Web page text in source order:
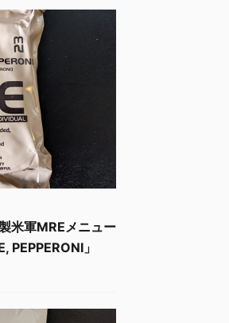
米軍MREメニュー
PEPPERONI」